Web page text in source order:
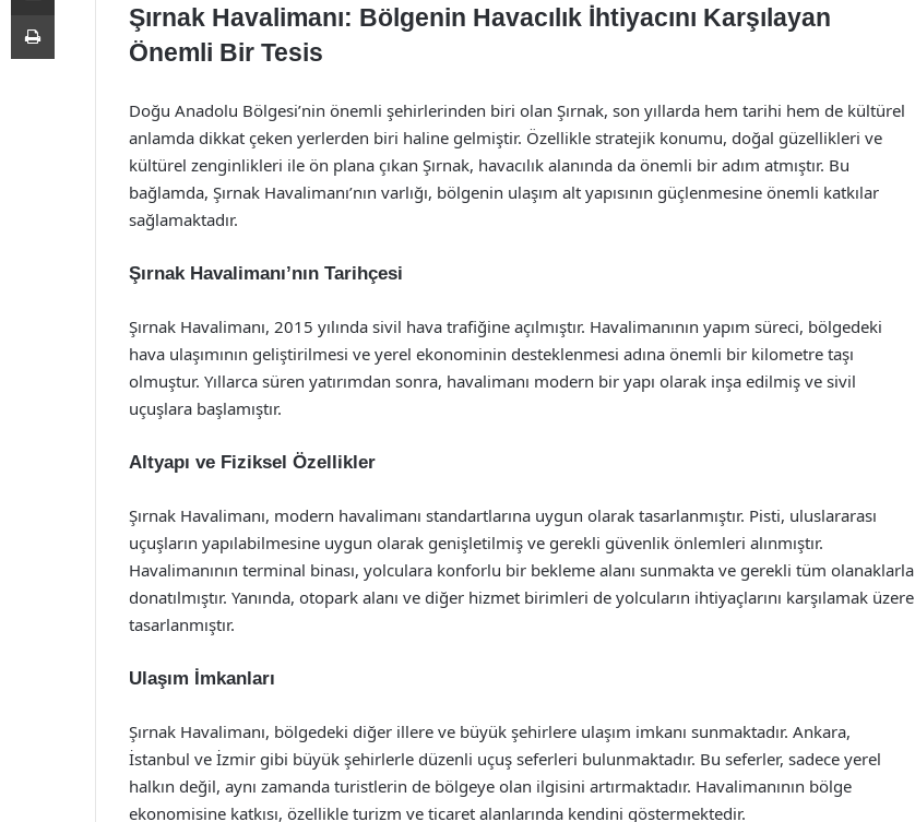
Şırnak Havalimanı: Bölgenin Havacılık İhtiyacını Karşılayan
Önemli Bir Tesis
Doğu Anadolu Bölgesi’nin önemli şehirlerinden biri olan Şırnak, son yıllarda hem tarihi hem de kültürel
anlamda dikkat çeken yerlerden biri haline gelmiştir. Özellikle stratejik konumu, doğal güzellikleri ve
kültürel zenginlikleri ile ön plana çıkan Şırnak, havacılık alanında da önemli bir adım atmıştır. Bu
bağlamda, Şırnak Havalimanı’nın varlığı, bölgenin ulaşım alt yapısının güçlenmesine önemli katkılar
sağlamaktadır.
Şırnak Havalimanı’nın Tarihçesi
Şırnak Havalimanı, 2015 yılında sivil hava trafiğine açılmıştır. Havalimanının yapım süreci, bölgedeki
hava ulaşımının geliştirilmesi ve yerel ekonominin desteklenmesi adına önemli bir kilometre taşı
olmuştur. Yıllarca süren yatırımdan sonra, havalimanı modern bir yapı olarak inşa edilmiş ve sivil
uçuşlara başlamıştır.
Altyapı ve Fiziksel Özellikler
Şırnak Havalimanı, modern havalimanı standartlarına uygun olarak tasarlanmıştır. Pisti, uluslararası
uçuşların yapılabilmesine uygun olarak genişletilmiş ve gerekli güvenlik önlemleri alınmıştır.
Havalimanının terminal binası, yolculara konforlu bir bekleme alanı sunmakta ve gerekli tüm olanaklarla
donatılmıştır. Yanında, otopark alanı ve diğer hizmet birimleri de yolcuların ihtiyaçlarını karşılamak üzere
tasarlanmıştır.
Ulaşım İmkanları
Şırnak Havalimanı, bölgedeki diğer illere ve büyük şehirlere ulaşım imkanı sunmaktadır. Ankara,
İstanbul ve İzmir gibi büyük şehirlerle düzenli uçuş seferleri bulunmaktadır. Bu seferler, sadece yerel
halkın değil, aynı zamanda turistlerin de bölgeye olan ilgisini artırmaktadır. Havalimanının bölge
ekonomisine katkısı, özellikle turizm ve ticaret alanlarında kendini göstermektedir.